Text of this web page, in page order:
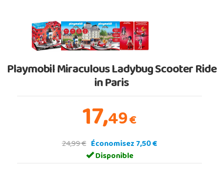
Playmobil Miraculous Ladybug Scooter Ride
in Paris
17,49€
24,99 € Économisez 7,50 €
Disponible